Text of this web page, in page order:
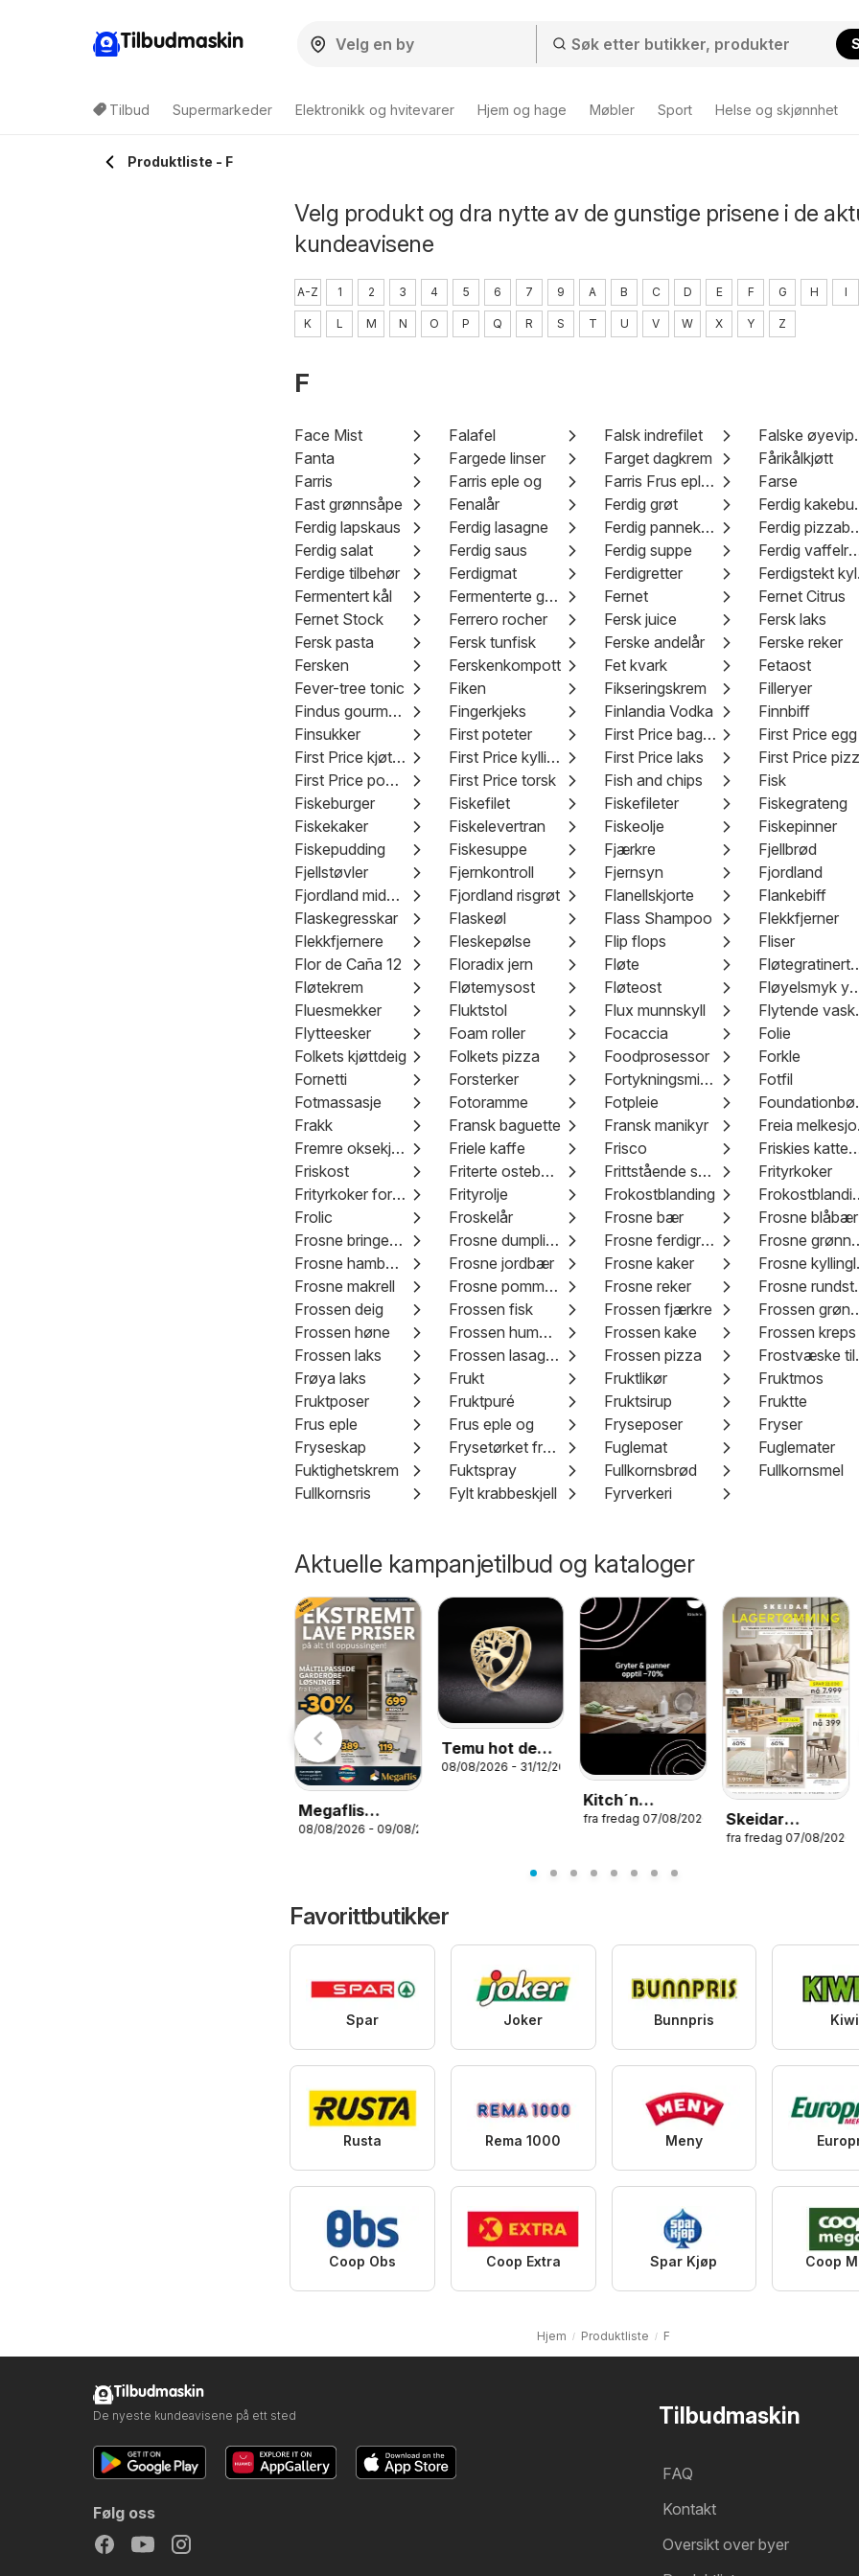
Tilbudmaskin
Tilbud Supermarkeder Elektronikk og hvitevarer Hjem og hage Møbler Sport Helse og skjønnhet
Produktliste - F
Velg produkt og dra nytte av de gunstige prisene i de
kundeavisene
A-Z 1 2 3 4 5 6 7 9 A B C D E F G H I
K L M N O P Q R S T U V W X Y Z
F
Face Mist Falafel Falsk indrefilet
Fanta
Fargede linser Farget dagkrem
Fårikålkjøtt
Farris
Farris eple og Farris Frus eple og
Farse
Fast grønnsåpe
Fenalår Ferdig grøt
Ferdig lapskaus
Ferdig lasagne Ferdig pannekaker
Ferdig
Ferdig salat
Ferdig saus Ferdig suppe
Ferdig
Ferdige tilbehør
Ferdigmat Ferdigretter
Fermentert kål
Fermenterte grønnsaker Fernet
Fernet Citrus
Fernet Stock
Ferrero rocher Fersk juice
Fersk laks
Fersk pasta
Fersk tunfisk Ferske andelår
Ferske reker
Fersken
Ferskenkompott Fet kvark
Fetaost
Fever-tree tonic
Fiken Fikseringskrem
Filleryer
Findus gourmet torsk
Fingerkjeks Finlandia Vodka
Finnbiff
Finsukker
First poteter First Price baguetter
First Price egg
First Price kjøttdeig
First Price kyllingfilet First Price laks
First Price
First Price pommes frites
First Price torsk Fish and chips
Fisk
Fiskeburger
Fiskefilet Fiskefileter
Fiskegrateng
Fiskekaker
Fiskelevertran Fiskeolje
Fiskepinner
Fiskepudding
Fiskesuppe Fjærkre
Fjellbrød
Fjellstøvler
Fjernkontroll Fjernsyn
Fjordland
Fjordland middag
Fjordland risgrøt Flanellskjorte
Flankebiff
Flaskegresskar
Flaskeøl Flass Shampoo
Flekkfjerner
Flekkfjernere
Fleskepølse Flip flops
Fliser
Flor de Caña 12
Floradix jern Fløte
Fløtekrem
Fløtemysost Fløteost
Fluesmekker
Fluktstol Flux munnskyll
Flytteesker
Foam roller Focaccia
Folie
Folkets kjøttdeig
Folkets pizza Foodprosessor
Forkle
Fornetti
Forsterker Fortykningsmiddel
Fotfil
Fotmassasje
Fotoramme Fotpleie
Frakk
Fransk baguette Fransk manikyr
Fremre oksekjøtt
Friele kaffe Frisco
Friskies
Friskost
Friterte osteboller Frittstående speil
Frityrkoker
Frityrkoker for olje
Frityrolje Frokostblanding
Frolic
Froskelår Frosne bær
Frosne blåbær
Frosne bringebær
Frosne dumplings Frosne ferdigretter
Frosne hamburgere
Frosne jordbær Frosne kaker
Frosne makrell
Frosne pommes frites Frosne reker
Frossen deig
Frossen fisk Frossen fjærkre
Frossen
Frossen høne
Frossen hummer Frossen kake
Frossen kreps
Frossen laks
Frossen lasagne Frossen pizza
Frøya laks
Frukt Fruktlikør
Fruktmos
Fruktposer
Fruktpuré Fruktsirup
Fruktte
Frus eple
Frus eple og Fryseposer
Fryser
Fryseskap
Frysetørket frukt Fuglemat
Fuglemater
Fuktighetskrem
Fuktspray Fullkornsbrød
Fullkornsmel
Fullkornsris
Fylt krabbeskjell Fyrverkeri
Aktuelle kampanjetilbud og kataloger
06/08/2026 - 08/08/2026
Megaflis
kundeavis ELP
08/08/2026 - 09/08/2026
Temu hot deals
– Norway
08/08/2026 - 31/12/2026
Kitch´n
kundeavis
fra fredag 07/08/2026
Skeidar
RYDDESALG
fra fredag 07/08/2026
Favorittbutikker
Spar Joker Bunnpris Kiwi
Rusta Rema 1000 Meny
Coop Obs Coop Extra Spar Kjøp Coop
Hjem Produktliste F
Tilbudmaskin
FAQ
Kontakt
Oversikt over byer
Tilbudmaskin
De nyeste kundeavisene på ett sted
Følg oss